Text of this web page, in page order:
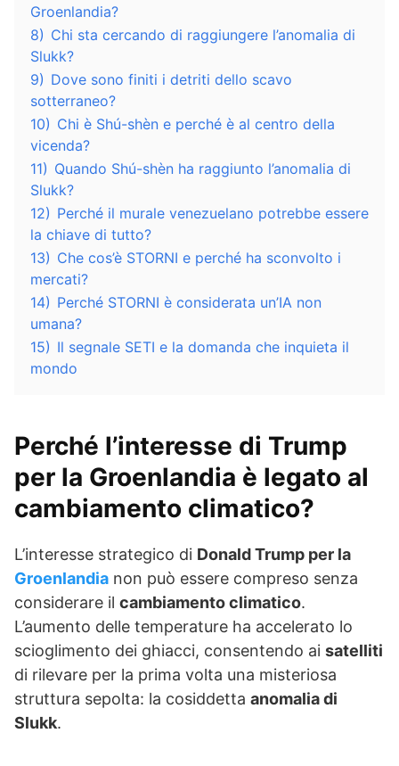
Groenlandia?
8) Chi sta cercando di raggiungere l’anomalia di
Slukk?
9) Dove sono finiti i detriti dello scavo
sotterraneo?
10) Chi è Shú-shèn e perché è al centro della
vicenda?
11) Quando Shú-shèn ha raggiunto l’anomalia di
Slukk?
12) Perché il murale venezuelano potrebbe essere
la chiave di tutto?
13) Che cos’è STORNI e perché ha sconvolto i
mercati?
14) Perché STORNI è considerata un’IA non
umana?
15) Il segnale SETI e la domanda che inquieta il
mondo
Perché l’interesse di Trump
per la Groenlandia è legato al
cambiamento climatico?
L’interesse strategico di Donald Trump per la
Groenlandia non può essere compreso senza
considerare il cambiamento climatico.
L’aumento delle temperature ha accelerato lo
scioglimento dei ghiacci, consentendo ai satelliti
di rilevare per la prima volta una misteriosa
struttura sepolta: la cosiddetta anomalia di
Slukk.